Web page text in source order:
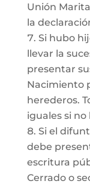
Unión
la
Si hubo
llevar la
presentar
Nacimiento
herederos.
iguales si
Si el
debe
escritura
Cerrado o